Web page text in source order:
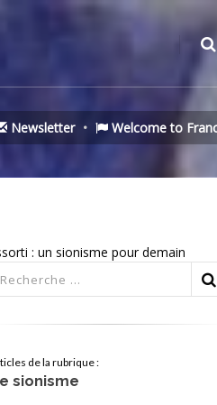
Newsletter Welcome to
: un sionisme pour demain
de la rubrique :
sionisme